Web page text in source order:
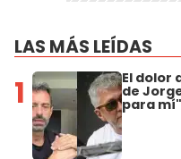
LAS MÁS LEÍDAS
1 El dolor
de
para mí"